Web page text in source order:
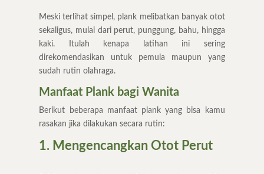
Meski terlihat simpel, plank melibatkan banyak otot
sekaligus, mulai dari perut, punggung, bahu, hingga
kaki. Itulah kenapa latihan ini sering
direkomendasikan untuk pemula maupun yang
sudah rutin olahraga.
Manfaat Plank bagi Wanita
Berikut beberapa manfaat plank yang bisa kamu
rasakan jika dilakukan secara rutin:
1. Mengencangkan Otot Perut